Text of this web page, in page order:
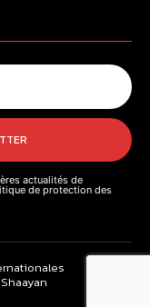
actualités de
de protection des